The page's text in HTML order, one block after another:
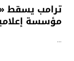
ترامب يسقط
مؤسسة
…